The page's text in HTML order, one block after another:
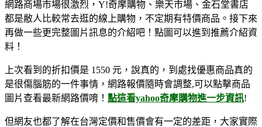
網路商場市場很激烈，Y!奇摩購物、樂天市場、金石堂書店
都是敝人比較常去逛的線上購物，不定期有特價商品。接下來
再做一些更完整圖片訊息的介紹吧！點圖可以進到推薦介紹資
料！
上次看到的折扣價是 1550 元，說真的，到處找優惠商品真的
是很傷腦筋的一件事情，網路報價隨時會調整,可以點擊商品
圖片查看最新網路價唷！ 點這看yahoo奇摩購物進一步資訊!
但網友也都了解在台灣定價和售價會有一定的差距，大家實際